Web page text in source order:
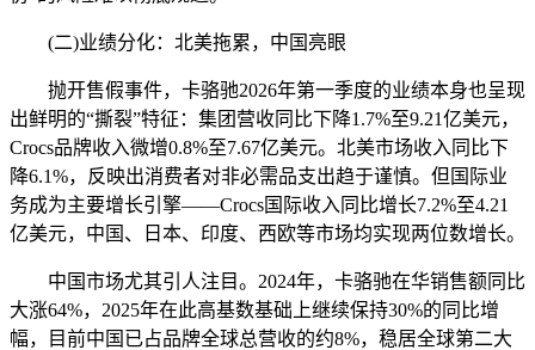
(二)业绩分化：北美拖累，中国亮眼
抛开售假事件，卡骆驰2026年第一季度的业绩本身也呈现
出鲜明的“撕裂”特征：集团营收同比下降1.7%至9.21亿美元，
Crocs品牌收入微增0.8%至7.67亿美元。北美市场收入同比下
降6.1%，反映出消费者对非必需品支出趋于谨慎。但国际业
务成为主要增长引擎——Crocs国际收入同比增长7.2%至4.21
亿美元，中国、日本、印度、西欧等市场均实现两位数增长。
中国市场尤其引人注目。2024年，卡骆驰在华销售额同比
大涨64%，2025年在此高基数基础上继续保持30%的同比增
幅，目前中国已占品牌全球总营收的约8%，稳居全球第二大